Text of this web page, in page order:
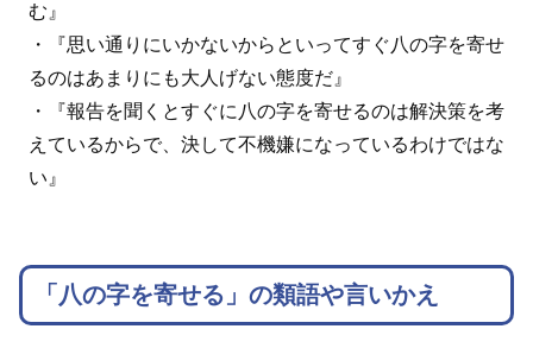
む』
・『思い通りにいかないからといってすぐ八の字を寄せ
るのはあまりにも大人げない態度だ』
・『報告を聞くとすぐに八の字を寄せるのは解決策を考
えているからで、決して不機嫌になっているわけではな
い』
「八の字を寄せる」の類語や言いかえ